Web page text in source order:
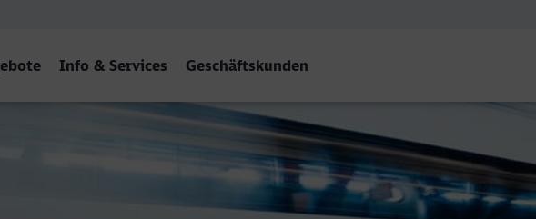
Info & Services Geschäftskunden
- Hauptbahnhof, Zweibrücken